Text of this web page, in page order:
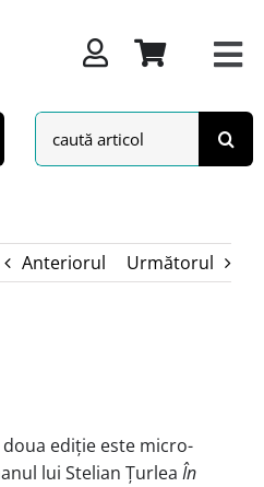
Search
for:
Anteriorul Următorul
doua ediţie este micro-
lui Stelian Ţurlea În